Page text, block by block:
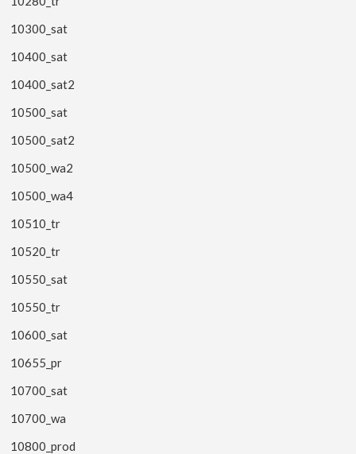
10300_sat
10400_sat
10400_sat2
10500_sat
10500_sat2
10500_wa2
10500_wa4
10510_tr
10520_tr
10550_sat
10550_tr
10600_sat
10655_pr
10700_sat
10700_wa
10800_prod